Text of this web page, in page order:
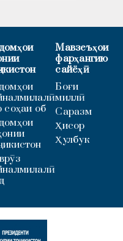
соҳаи об
Мавзеъҳои
фарҳангию
сайёҳӣ
Боғи
миллӣ
Саразм
Ҳисор
Ҳулбук